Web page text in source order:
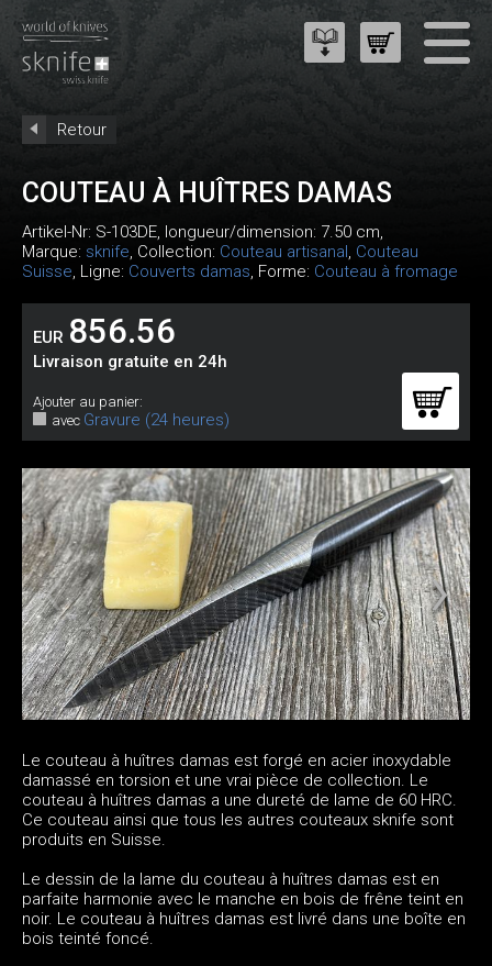
Retour
COUTEAU À HUÎTRES DAMAS
Artikel-Nr: S-103DE, longueur/dimension: 7.50 cm,
Marque: sknife, Collection: Couteau artisanal, Couteau
Suisse, Ligne: Couverts damas, Forme: Couteau à fromage
EUR 856.56
Livraison gratuite en 24h
Ajouter au panier:
avec Gravure (24 heures)
Le couteau à huîtres damas est forgé en acier inoxydable
damassé en torsion et une vrai pièce de collection. Le
couteau à huîtres damas a une dureté de lame de 60 HRC.
Ce couteau ainsi que tous les autres couteaux sknife sont
produits en Suisse.
Le dessin de la lame du couteau à huîtres damas est en
parfaite harmonie avec le manche en bois de frêne teint en
noir. Le couteau à huîtres damas est livré dans une boîte en
bois teinté foncé.